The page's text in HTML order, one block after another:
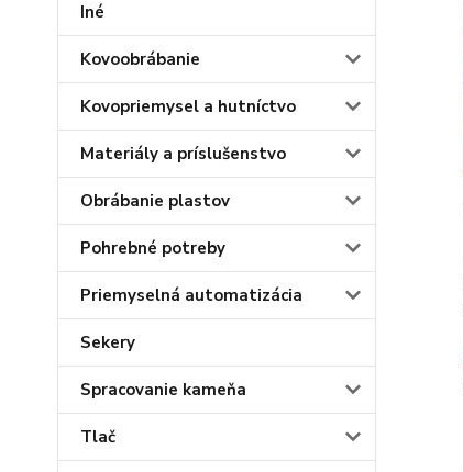
Iné
Kovoobrábanie
Kovopriemysel a hutníctvo
Materiály a príslušenstvo
Obrábanie plastov
Pohrebné potreby
Priemyselná automatizácia
Sekery
Spracovanie kameňa
Tlač